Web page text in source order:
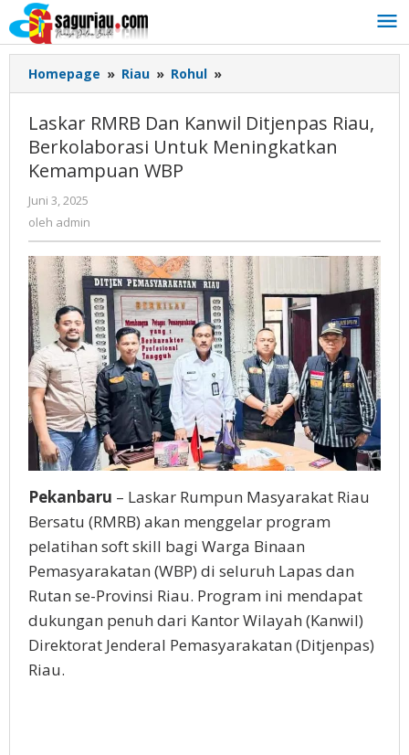
Lewati
ke
konten
Homepage » Riau » Rohul »
RMRB
Dan
Kanwil
Ditjenpas
Kemampuan
WBP
Laskar RMRB Dan Kanwil Ditjenpas Riau,
Berkolaborasi Untuk Meningkatkan
Kemampuan WBP
Juni 3, 2025
oleh admin
Pekanbaru – Laskar Rumpun Masyarakat Riau
Bersatu (RMRB) akan menggelar program
pelatihan soft skill bagi Warga Binaan
Pemasyarakatan (WBP) di seluruh Lapas dan
Rutan se-Provinsi Riau. Program ini mendapat
dukungan penuh dari Kantor Wilayah (Kanwil)
Direktorat Jenderal Pemasyarakatan (Ditjenpas)
Riau.